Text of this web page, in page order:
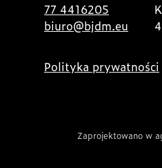
77 4416205
biuro@bjdm.eu
Polityka prywatności
Zaprojektowano w